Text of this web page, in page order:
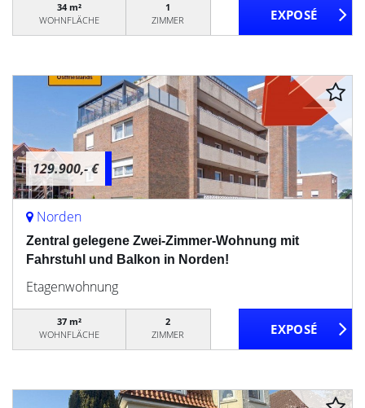
34 m²
WOHNFLÄCHE
1
ZIMMER
129.900,- €
Norden
Zentral gelegene Zwei-Zimmer-Wohnung mit
Fahrstuhl und Balkon in Norden!
Etagenwohnung
37 m²
WOHNFLÄCHE
2
ZIMMER